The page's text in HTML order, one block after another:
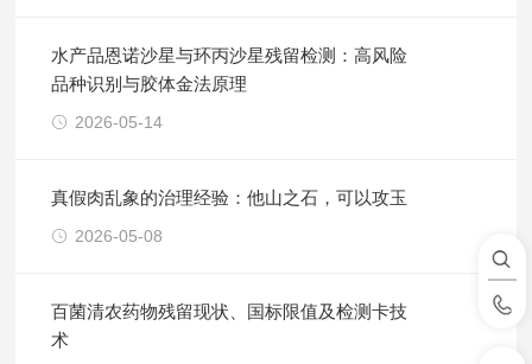
水产品恩诺沙星与环丙沙星残留检测：高风险
品种识别与胶体金法原理
2026-05-14
真假肉乱象的治理经验：他山之石，可以攻玉
2026-05-08
百菌清农药物残留现状、国标限值及检测卡技
术